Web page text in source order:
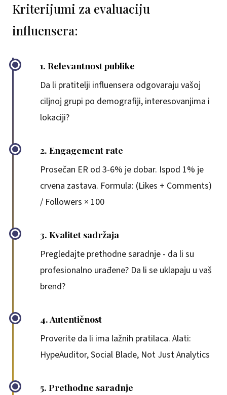
Kriterijumi za evaluaciju
influensera:
1. Relevantnost publike
Da li pratitelji influensera odgovaraju vašoj
ciljnoj grupi po demografiji, interesovanjima i
lokaciji?
2. Engagement rate
Prosečan ER od 3-6% je dobar. Ispod 1% je
crvena zastava. Formula: (Likes + Comments)
/ Followers × 100
3. Kvalitet sadržaja
Pregledajte prethodne saradnje - da li su
profesionalno urađene? Da li se uklapaju u vaš
brend?
4. Autentičnost
Proverite da li ima lažnih pratilaca. Alati:
HypeAuditor, Social Blade, Not Just Analytics
5. Prethodne saradnje